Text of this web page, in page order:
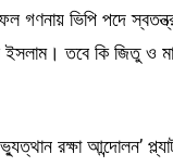
গণনায় ভিপি পদে
তবে কি জিতু ও
রক্ষা আন্দোলন’